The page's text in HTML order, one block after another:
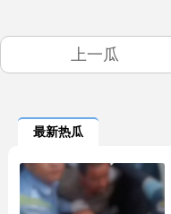
上一瓜
最新热瓜